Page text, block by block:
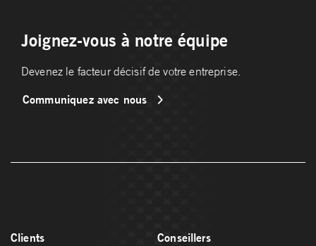
Joignez-vous à notre équipe
Devenez le facteur décisif de votre entreprise.
Communiquez avec nous
Clients Conseillers